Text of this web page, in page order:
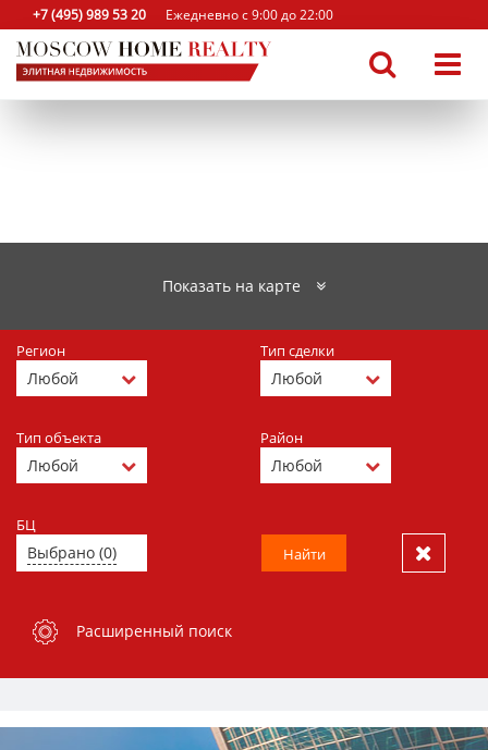
+7 (495) 989 53 20 Ежедневно с 9:00 до 22:00
Регион Тип сделки
Тип объекта Район
БЦ
Выбрано (0) Найти
Расширенный поиск
Показать на карте